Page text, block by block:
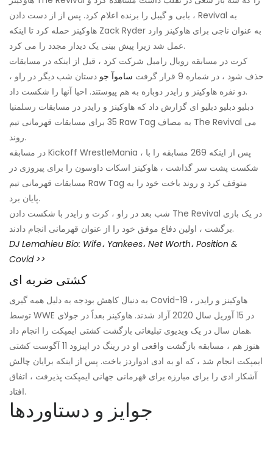
بابی و گیبل را برنده اعلام کرد. پس از از دست دادن ، Revival به
هاوکینز حمله کرد تا اینکه Zack Ryder به عنوان ناجی برای هاوکینز وارد
عمل شد زیرا پیش بینی یک دیدار مجدد را می کرد.
کرت در مسابقه رویال رامبل شرکت کرد ، قبل از اینکه در مسابقات
حذف شود ، در شماره 9 قرار گرفت
ساموآ جو دستان شب دیگر در راو ،
دو نفره هاوکینز و رایدر دوباره به هم پیوستند. احیا آنها را شکست داد.
دبلیو دبلیو دبلیو ای گزارش داد که هاوکینز و رایدر در مسابقات رسلمنیا
35 برای مسابقات قهرمانی تیم Raw Tag به مصاف The Revival می
روند.
در مسابقه Kickoff WrestleMania ، پس از اینکه 269 مسابقه را با
شکست پشت سر گذاشت ، هاوکینز اسکات داوسون را برای پیروزی در
مسابقات قهرمانی تیم Raw Tag متوقف کرد و روند باخت خود را به
پایان برد.
شب بعد در راو ، کرت و رایدر با شکست دادن The Revival در یک بازی
برگشت ، اولین دفاع موفق خود را از عنوان قهرمانی انجام دادند.
DJ Lemahieu Bio: Wife، Yankees، Net Worth، Position &
Covid >>
کشتی ضربه ای
به دنبال کاهش بودجه به دلیل همه گیری Covid-19 ، هاوکینز و رایدر
توسط WWE در 15 آوریل سال 2020 آزاد شدند. هاوکینز بعداً در جولای
همان سال در یک ویدیوی تبلیغاتی بازگشت کشتی ایمپکت را انجام داد.
هنوز هم ، مسابقه بازگشت واقعی او در رینگ در اپیزود 11 آگوست کشتی
ایمپکت انجام شد ، که او به ادی ادواردز باخت. پس از اینکه برایان چالش
آشکار ادی را برای مبارزه برای قهرمانی جهانی ایمپکت پذیرفت ، اتفاق
افتاد.
جوایز و دستاوردها